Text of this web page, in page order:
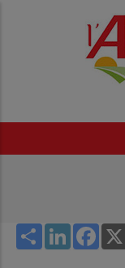
Share LinkedIn